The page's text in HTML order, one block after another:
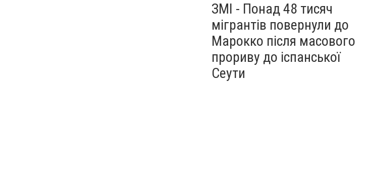
ЗМІ - Понад 48 тисяч
мігрантів повернули до
Марокко після масового
прориву до іспанської
Сеути